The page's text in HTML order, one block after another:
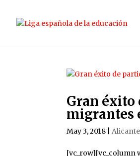
Gran éxito
migrantes
May 3, 2018 |Alicante
[vc_row][vc_column